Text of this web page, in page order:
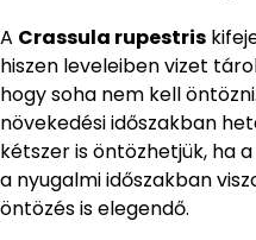
A Crassula rupestris
hiszen leveleiben vizet
hogy soha nem kell
növekedési időszakban
kétszer is öntözhetjük, ha
a nyugalmi időszakban
öntözés is elegendő.